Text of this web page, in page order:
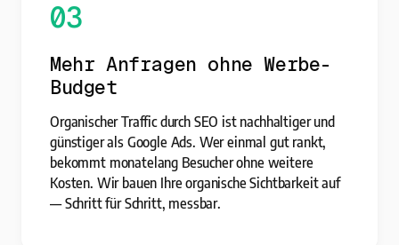
03
Mehr Anfragen ohne Werbe-
Budget
Organischer Traffic durch SEO ist nachhaltiger und
günstiger als Google Ads. Wer einmal gut rankt,
bekommt monatelang Besucher ohne weitere
Kosten. Wir bauen Ihre organische Sichtbarkeit auf
— Schritt für Schritt, messbar.